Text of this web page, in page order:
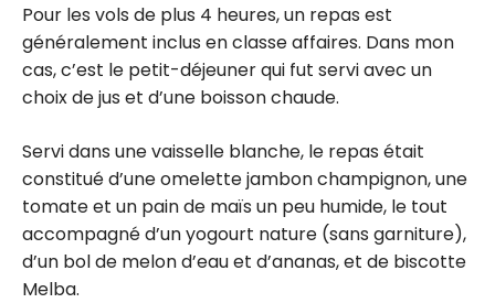
Pour les vols de plus 4 heures, un repas est
généralement inclus en classe affaires. Dans mon
cas, c’est le petit-déjeuner qui fut servi avec un
choix de jus et d’une boisson chaude.
Servi dans une vaisselle blanche, le repas était
constitué d’une omelette jambon champignon, une
tomate et un pain de maïs un peu humide, le tout
accompagné d’un yogourt nature (sans garniture),
d’un bol de melon d’eau et d’ananas, et de biscotte
Melba.